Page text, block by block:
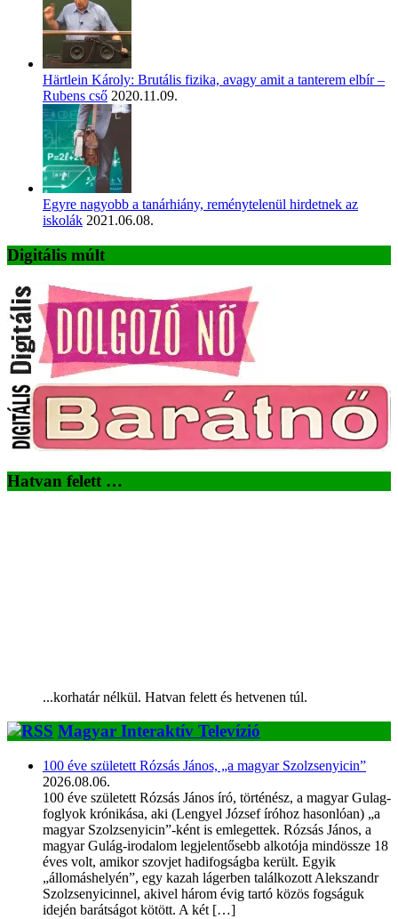
Härtlein Károly: Brutális fizika, avagy amit a tanterem elbír –
Rubens cső 2020.11.09.
Egyre nagyobb a tanárhiány, reménytelenül hirdetnek az
iskolák 2021.06.08.
Digitális múlt
Hatvan felett …
...korhatár nélkül. Hatvan felett és hetvenen túl.
Magyar Interaktív Televízió
100 éve született Rózsás János, „a magyar Szolzsenyicin”
2026.08.06.
100 éve született Rózsás János író, történész, a magyar Gulag-
foglyok krónikása, aki (Lengyel József íróhoz hasonlóan) „a
magyar Szolzsenyicin”-ként is emlegettek. Rózsás János, a
magyar Gulág-irodalom legjelentősebb alkotója mindössze 18
éves volt, amikor szovjet hadifogságba került. Egyik
„állomáshelyén”, egy kazah lágerben találkozott Alekszandr
Szolzsenyicinnel, akivel három évig tartó közös fogságuk
idején barátságot kötött. A két […]